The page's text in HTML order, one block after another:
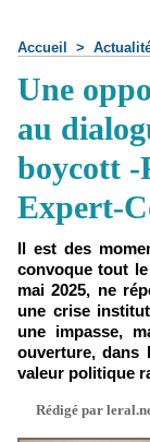
Accueil >
Une
au
boycott -
Expert-
Il est des
convoque tout
mai 2025, ne
une crise
une impasse,
ouverture, dans
valeur politique
Rédigé par